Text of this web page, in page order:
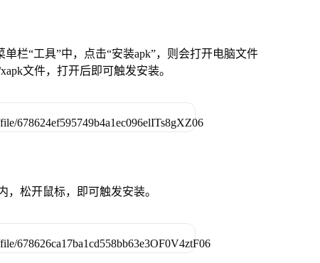
单栏“工具”中，点击“安装apk”，则会打开电脑文件
文件，打开后即可触发安装。
，松开鼠标，即可触发安装。